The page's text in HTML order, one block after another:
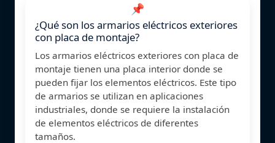
📌
¿Qué son los armarios eléctricos exteriores
con placa de montaje?
Los armarios eléctricos exteriores con placa de
montaje tienen una placa interior donde se
pueden fijar los elementos eléctricos. Este tipo
de armarios se utilizan en aplicaciones
industriales, donde se requiere la instalación
de elementos eléctricos de diferentes
tamaños.